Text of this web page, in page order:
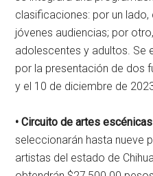
clasificaciones: por un lado,
jóvenes audiencias; por
adolescentes y adultos. Se
por la presentación de dos
y el 10 de diciembre de
• Circuito de artes
seleccionarán hasta nueve
artistas del estado de